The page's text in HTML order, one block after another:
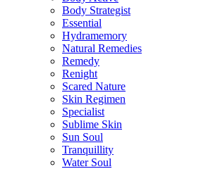
Body Strategist
Essential
Hydramemory
Natural Remedies
Remedy
Renight
Scared Nature
Skin Regimen
Specialist
Sublime Skin
Sun Soul
Tranquillity
Water Soul